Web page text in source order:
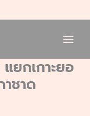
ยกเกาะยอ
าชาด